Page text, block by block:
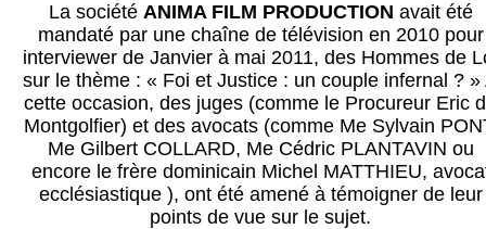
La société ANIMA FILM PRODUCTION avait été
mandaté par une chaîne de télévision en 2010 pour
interviewer de Janvier à mai 2011, des Hommes de
sur le thème : « Foi et Justice : un couple infernal ? »
cette occasion, des juges (comme le Procureur Eric
Montgolfier) et des avocats (comme Me Sylvain
Me Gilbert COLLARD, Me Cédric PLANTAVIN ou
encore le frère dominicain Michel MATTHIEU,
ecclésiastique ), ont été amené à témoigner de leur
points de vue sur le sujet.